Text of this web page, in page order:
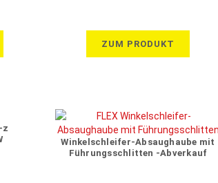
ZUM PRODUKT
z
Winkelschleifer-Absaughaube mit
Führungsschlitten -Abverkauf